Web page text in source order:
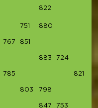
822
751 880
767 851
883 724
785 821
803 798
847 753